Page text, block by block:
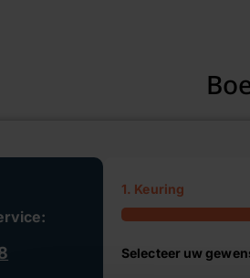
1. Keuring
Selecteer uw